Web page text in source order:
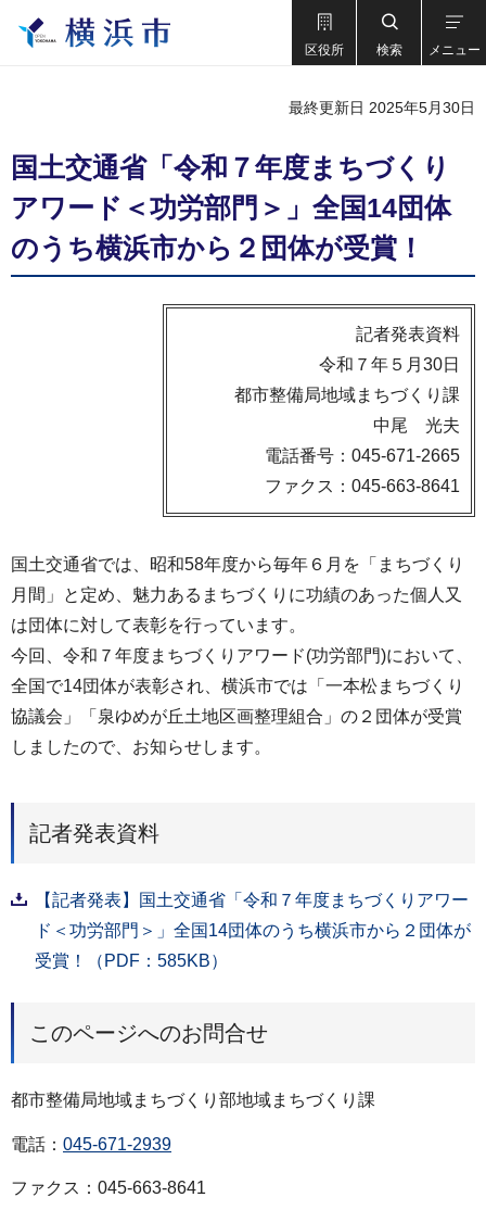
区役所 検索 メニュー
最終更新日 2025年5月30日
国土交通省「令和７年度まちづくり
アワード＜功労部門＞」全国14団体
のうち横浜市から２団体が受賞！
記者発表資料
令和７年５月30日
都市整備局地域まちづくり課
中尾 光夫
電話番号：045-671-2665
ファクス：045-663-8641
国土交通省では、昭和58年度から毎年６月を「まちづくり
月間」と定め、魅力あるまちづくりに功績のあった個人又
は団体に対して表彰を行っています。
今回、令和７年度まちづくりアワード(功労部門)において、
全国で14団体が表彰され、横浜市では「一本松まちづくり
協議会」「泉ゆめが丘土地区画整理組合」の２団体が受賞
しましたので、お知らせします。
記者発表資料
【記者発表】国土交通省「令和７年度まちづくりアワー
ド＜功労部門＞」全国14団体のうち横浜市から２団体が
受賞！（PDF：585KB）
このページへのお問合せ
都市整備局地域まちづくり部地域まちづくり課
電話： 045-671-2939
ファクス：045-663-8641